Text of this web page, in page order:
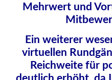
Mehrwert und
Ein weiterer
virtuellen
Reichweite für